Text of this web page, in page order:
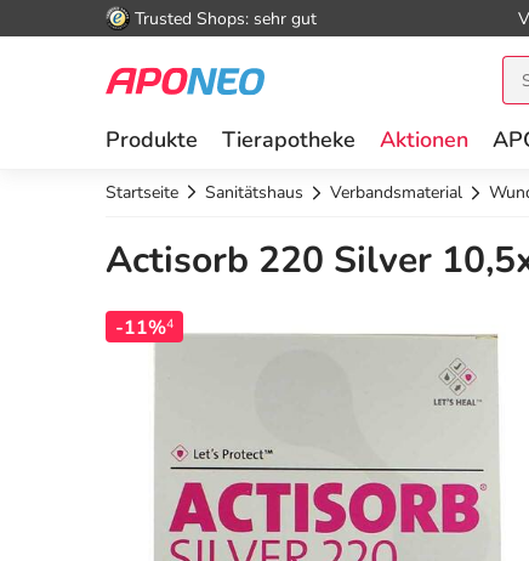
Trusted Shops: sehr gut
Produkte Tierapotheke Aktionen
Startseite Sanitätshaus Verbandsmaterial
Actisorb 220 Silver
-11%4